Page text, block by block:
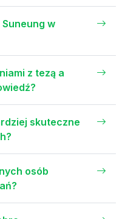
w
z tezą a
skuteczne
osób